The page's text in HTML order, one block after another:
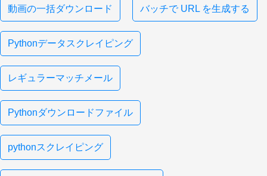
動画の一括ダウンロード バッチで URL を生成する
Pythonデータスクレイピング
レギュラーマッチメール
Pythonダウンロードファイル
pythonスクレイピング